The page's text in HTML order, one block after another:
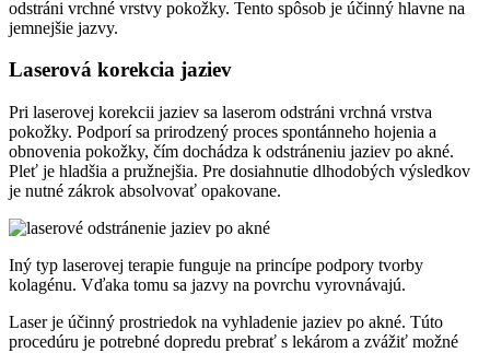
odstráni vrchné vrstvy pokožky. Tento spôsob je účinný hlavne na
jemnejšie jazvy.
Laserová korekcia jaziev
Pri laserovej korekcii jaziev sa laserom odstráni vrchná vrstva
pokožky. Podporí sa prirodzený proces spontánneho hojenia a
obnovenia pokožky, čím dochádza k odstráneniu jaziev po akné.
Pleť je hladšia a pružnejšia. Pre dosiahnutie dlhodobých výsledkov
je nutné zákrok absolvovať opakovane.
Iný typ laserovej terapie funguje na princípe podpory tvorby
kolagénu. Vďaka tomu sa jazvy na povrchu vyrovnávajú.
Laser je účinný prostriedok na vyhladenie jaziev po akné. Túto
procedúru je potrebné dopredu prebrať s lekárom a zvážiť možné